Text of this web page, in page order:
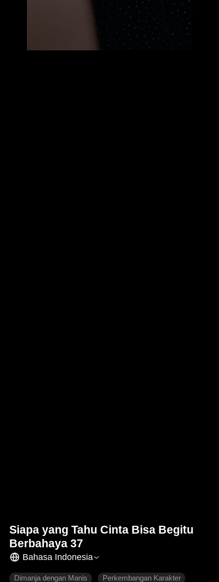
Siapa yang Tahu Cinta Bisa Begitu
Berbahaya 37
Bahasa Indonesia
Dimanja dengan Manis Perkembangan Karakter